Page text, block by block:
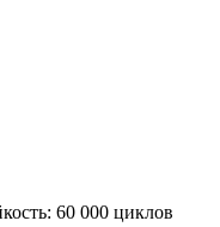
60 000 циклов